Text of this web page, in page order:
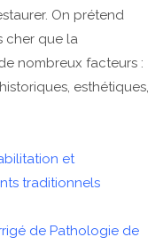
On prétend
cher que la
nombreux facteurs :
esthétiques,
et
traditionnels
de Pathologie de